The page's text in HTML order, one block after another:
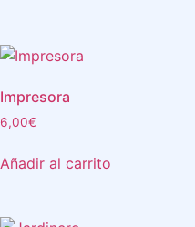
Impresora
6,00€
Añadir al carrito